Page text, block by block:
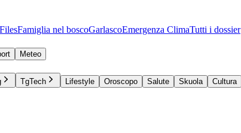
Famiglia nel boscoGarlascoEmergenza ClimaTutti i dossier
Meteo
TgTech Lifestyle Oroscopo Salute Skuola Cultura